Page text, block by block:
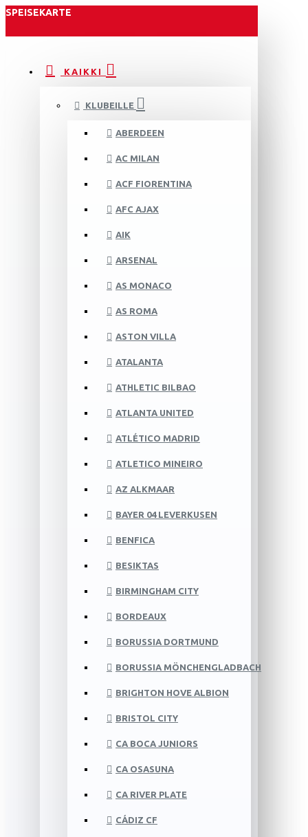
SPEISEKARTE
KAIKKI
KLUBEILLE
ABERDEEN
AC MILAN
ACF FIORENTINA
AFC AJAX
AIK
ARSENAL
AS MONACO
AS ROMA
ASTON VILLA
ATALANTA
ATHLETIC BILBAO
ATLANTA UNITED
ATLÉTICO MADRID
ATLETICO MINEIRO
AZ ALKMAAR
BAYER 04 LEVERKUSEN
BENFICA
BESIKTAS
BIRMINGHAM CITY
BORDEAUX
BORUSSIA DORTMUND
BORUSSIA MÖNCHENGLADBACH
BRIGHTON HOVE ALBION
BRISTOL CITY
CA BOCA JUNIORS
CA OSASUNA
CA RIVER PLATE
CÁDIZ CF